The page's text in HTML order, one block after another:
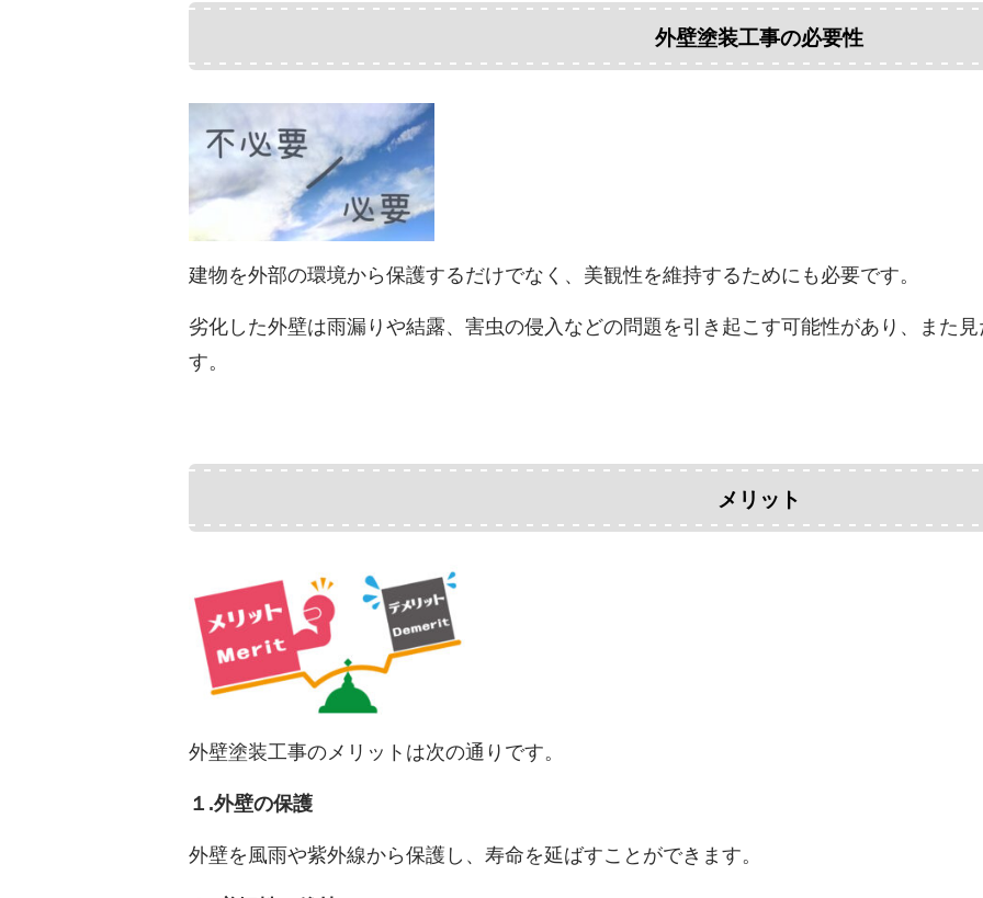
外壁塗装工事の必要性
建物を外部の環境から保護するだけでなく、美観性を維持するためにも必要です。
劣化した外壁は雨漏りや結露、害虫の侵入などの問題を引き起こす可能性があり、また
す。
メリット
外壁塗装工事のメリットは次の通りです。
１.外壁の保護
外壁を風雨や紫外線から保護し、寿命を延ばすことができます。